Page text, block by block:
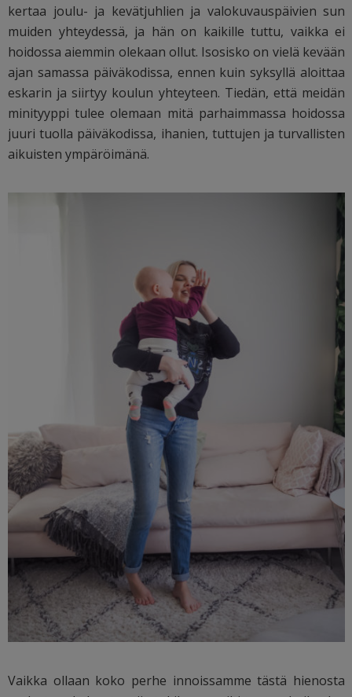
kertaa joulu- ja kevätjuhlien ja valokuvauspäivien sun
muiden yhteydessä, ja hän on kaikille tuttu, vaikka ei
hoidossa aiemmin olekaan ollut. Isosisko on vielä kevään
ajan samassa päiväkodissa, ennen kuin syksyllä aloittaa
eskarin ja siirtyy koulun yhteyteen. Tiedän, että meidän
minityyppi tulee olemaan mitä parhaimmassa hoidossa
juuri tuolla päiväkodissa, ihanien, tuttujen ja turvallisten
aikuisten ympäröimänä.
Vaikka ollaan koko perhe innoissamme tästä hienosta